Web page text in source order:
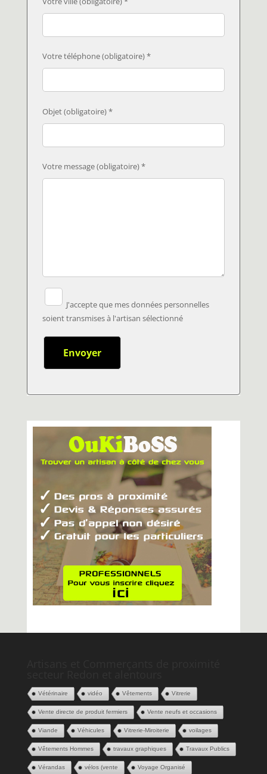
Votre téléphone (obligatoire) *
Objet (obligatoire) *
Votre message (obligatoire) *
J'accepte que mes données personnelles
soient transmises à l'artisan sélectionné
Vétérinaire vidéo Vêtements Vitrerie
Vente directe de produit fermiers Vente neufs et occasions
Viande Véhicules Vitrerie-Miroiterie voilages
Vêtements Hommes travaux graphiques Travaux Publics
Vérandas vélos (vente Voyage Organisé